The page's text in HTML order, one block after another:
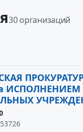
30 организаций
ИСПОЛНЕНИЕМ